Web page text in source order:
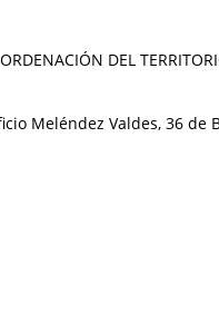
DEL
Meléndez Valdes, 36 de